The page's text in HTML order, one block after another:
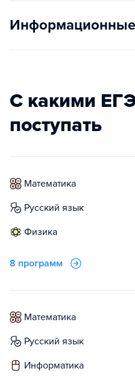
Информационные
С какими
поступать
математика
русский язык
физика
8 программ
математика
русский язык
информатика